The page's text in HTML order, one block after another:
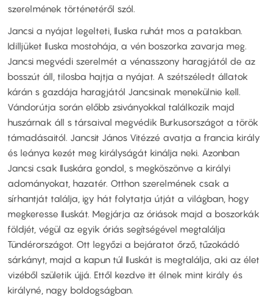
szerelmének történetéről szól.
Jancsi a nyájat legelteti, Iluska ruhát mos a patakban.
Idilljüket Iluska mostohája, a vén boszorka zavarja meg.
Jancsi megvédi szerelmét a vénasszony haragjától de az
bosszút áll, tilosba hajtja a nyájat. A szétszéledt állatok
kárán s gazdája haragjától Jancsinak menekülnie kell.
Vándorútja során előbb zsiványokkal találkozik majd
huszárnak áll s társaival megvédik Burkusországot a török
támadásaitól. Jancsit János Vitézzé avatja a francia király
és leánya kezét meg királyságát kinálja neki. Azonban
Jancsi csak Iluskára gondol, s megköszönve a királyi
adományokat, hazatér. Otthon szerelmének csak a
sírhantját találja, igy hát folytatja útját a világban, hogy
megkeresse Iluskát. Megjárja az óriások majd a boszorkák
földjét, végül az egyik óriás segítségével megtalálja
Tündérországot. Ott legyőzi a bejáratot őrző, tűzokádó
sárkányt, majd a kapun túl Iluskát is megtalálja, aki az élet
vizéből születik újjá. Ettől kezdve itt élnek mint király és
királyné, nagy boldogságban.